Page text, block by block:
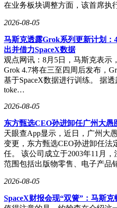
在业务板块调整方面，该首席执
2026-08-05
马斯克透露Grok系列更新计划：
出并借力SpaceX数据
观点网讯：8月5日，马斯克表示
Grok 4.7将在三至四周后发布，
基于SpaceX数据进行训练。 据透
toke…
2026-08-05
东方甄选CEO孙进卸任广州大
天眼查App显示，近日，广州大
变更，东方甄选CEO孙进卸任法
任。 该公司成立于2003年11月
范围包括出版物零售、电子产品
2026-08-05
SpaceX财报会现“双簧”：马斯